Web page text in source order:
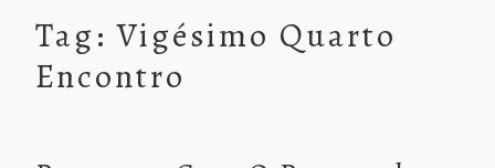
Tag:Vigésimo Quarto
Encontro